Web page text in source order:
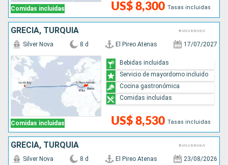
Comidas incluidas US$ 8,300 Tasas incluidas
GRECIA, TURQUÍA
Comidas incluidas
Silver Nova 8 d El Pireo Atenas 17/07/2027
US$ 8,530 Tasas incluidas
Bebidas incluidas
Servicio de mayordomo incluido
Cocina gastronómica
Comidas incluidas
GRECIA, TURQUÍA
Silver Nova 8 d El Pireo Atenas 23/08/2026